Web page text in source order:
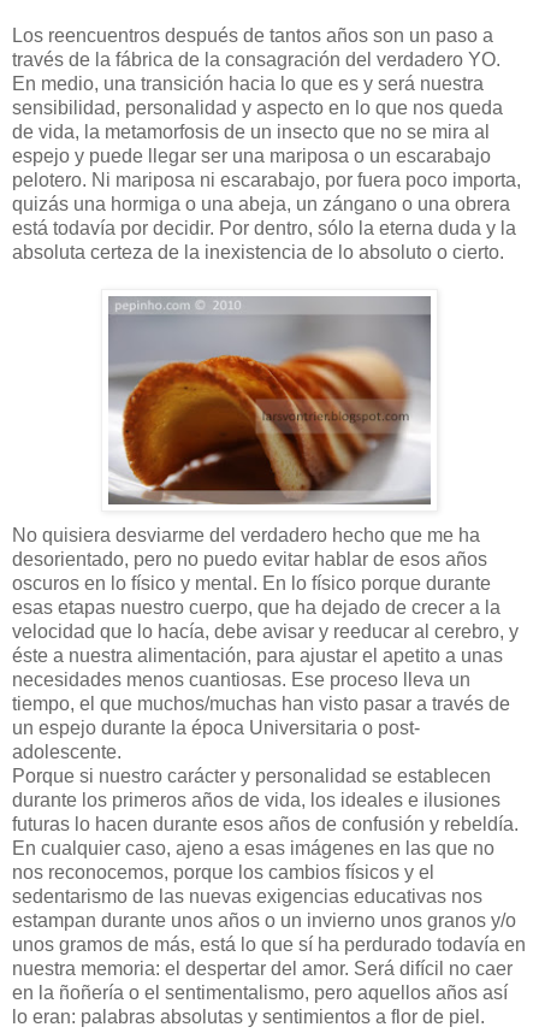
Los reencuentros después de tantos años son un paso a
través de la fábrica de la consagración del verdadero YO.
En medio, una transición hacia lo que es y será nuestra
sensibilidad, personalidad y aspecto en lo que nos queda
de vida, la metamorfosis de un insecto que no se mira al
espejo y puede llegar ser una mariposa o un escarabajo
pelotero. Ni mariposa ni escarabajo, por fuera poco importa,
quizás una hormiga o una abeja, un zángano o una obrera
está todavía por decidir. Por dentro, sólo la eterna duda y la
absoluta certeza de la inexistencia de lo absoluto o cierto.
No quisiera desviarme del verdadero hecho que me ha
desorientado, pero no puedo evitar hablar de esos años
oscuros en lo físico y mental. En lo físico porque durante
esas etapas nuestro cuerpo, que ha dejado de crecer a la
velocidad que lo hacía, debe avisar y reeducar al cerebro, y
éste a nuestra alimentación, para ajustar el apetito a unas
necesidades menos cuantiosas. Ese proceso lleva un
tiempo, el que muchos/muchas han visto pasar a través de
un espejo durante la época Universitaria o post-
adolescente.
Porque si nuestro carácter y personalidad se establecen
durante los primeros años de vida, los ideales e ilusiones
futuras lo hacen durante esos años de confusión y rebeldía.
En cualquier caso, ajeno a esas imágenes en las que no
nos reconocemos, porque los cambios físicos y el
sedentarismo de las nuevas exigencias educativas nos
estampan durante unos años o un invierno unos granos y/o
unos gramos de más, está lo que sí ha perdurado todavía en
nuestra memoria: el despertar del amor. Será difícil no caer
en la ñoñería o el sentimentalismo, pero aquellos años así
lo eran: palabras absolutas y sentimientos a flor de piel.